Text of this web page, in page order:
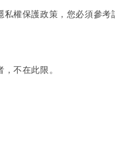
權保護政策，您必須參考
不在此限。